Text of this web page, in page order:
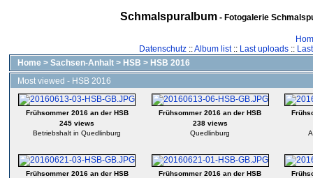
Schmalspuralbum- Fotogalerie
Datenschutz::Album list:: Last uploads::
Home > Sachsen-Anhalt > HSB > HSB 2016
Most viewed - HSB 2016
Frühsommer 2016 an der HSB
245 views
Betriebshalt in Quedlinburg
Frühsommer 2016 an der HSB
238 views
Quedlinburg
Frühsommer 2016 an der HSB
Frühsommer 2016 an der HSB